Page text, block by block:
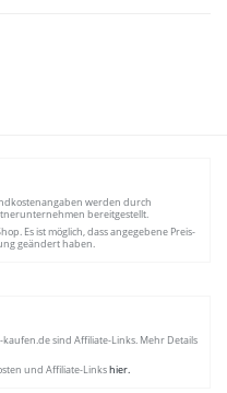
werden durch
bereitgestellt.
Es ist möglich, dass angegebene Preis-
geändert haben.
sind Affiliate-Links. Mehr Details
und Affiliate-Linkshier.